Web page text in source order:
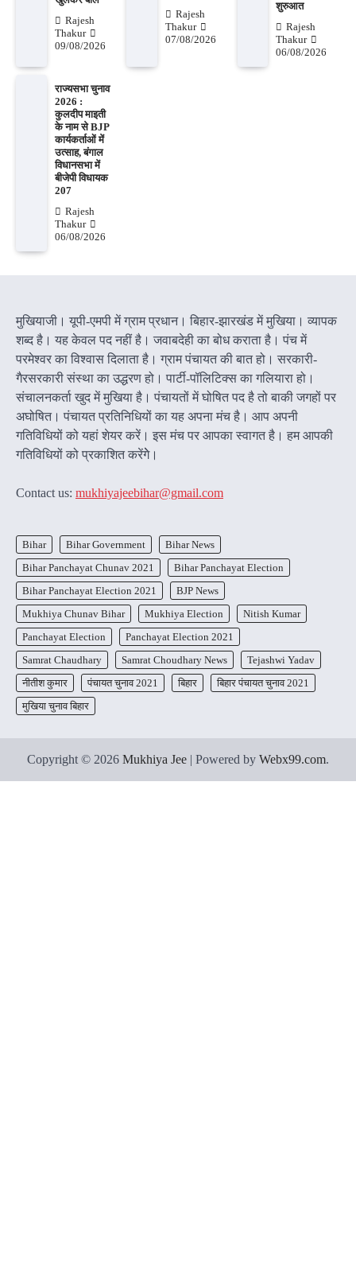
Rajesh
Thakur
09/08/2026
Rajesh
Thakur
07/08/2026
शुरुआत
Rajesh
Thakur
06/08/2026
राज्यसभा चुनाव
2026 :
कुलदीप माइती
के नाम से BJP
कार्यकर्ताओं में
उत्साह, बंगाल
विधानसभा में
बीजेपी विधायक
207
Rajesh
Thakur
06/08/2026
मुखियाजी। यूपी-एमपी में ग्राम प्रधान। बिहार-झारखंड में मुखिया। व्यापक
शब्द है। यह केवल पद नहीं है। जवाबदेही का बोध कराता है। पंच में
परमेश्वर का विश्वास दिलाता है। ग्राम पंचायत की बात हो। सरकारी-
गैरसरकारी संस्था का उद्धरण हो। पार्टी-पॉलिटिक्स का गलियारा हो।
संचालनकर्ता खुद में मुखिया है। पंचायतों में घोषित पद है तो बाकी जगहों पर
अघोषित। पंचायत प्रतिनिधियों का यह अपना मंच है। आप अपनी
गतिविधियों को यहां शेयर करें। इस मंच पर आपका स्वागत है। हम आपकी
गतिविधियों को प्रकाशित करेंगेे।
Contact us: mukhiyajeebihar@gmail.com
Bihar Bihar Government
Bihar News
Bihar Panchayat Chunav 2021
Bihar Panchayat Election
Bihar Panchayat Election 2021
BJP News
Mukhiya Chunav Bihar
Mukhiya Election
Nitish Kumar
Panchayat Election
Panchayat Election 2021
Samrat Chaudhary
Samrat Choudhary News
Tejashwi Yadav
नीतीश कुमार
पंचायत चुनाव 2021 बिहार
बिहार पंचायत चुनाव 2021
मुखिया चुनाव बिहार
Copyright © 2026 Mukhiya Jee | Powered by Webx99.com.